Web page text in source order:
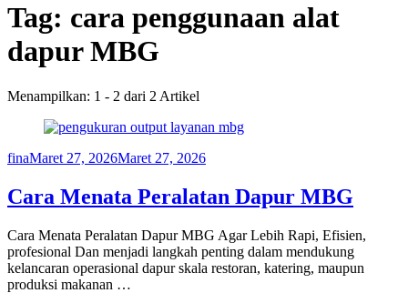
Tag: cara penggunaan alat
dapur MBG
Menampilkan: 1 - 2 dari 2 Artikel
finaMaret 27, 2026Maret 27, 2026
Cara Menata Peralatan Dapur MBG
Cara Menata Peralatan Dapur MBG Agar Lebih Rapi, Efisien,
profesional Dan menjadi langkah penting dalam mendukung
kelancaran operasional dapur skala restoran, katering, maupun
produksi makanan …